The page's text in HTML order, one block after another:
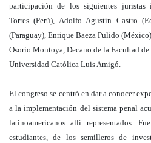
participación de los siguientes juristas
Torres (Perú), Adolfo Agustín Castro
(Paraguay), Enrique Baeza Pulido
Osorio Montoya, Decano de la Facultad
Universidad Católica Luis Amigó.
El congreso se centró en dar a conocer
a la implementación del sistema penal
latinoamericanos allí representados.
estudiantes, de los semilleros de